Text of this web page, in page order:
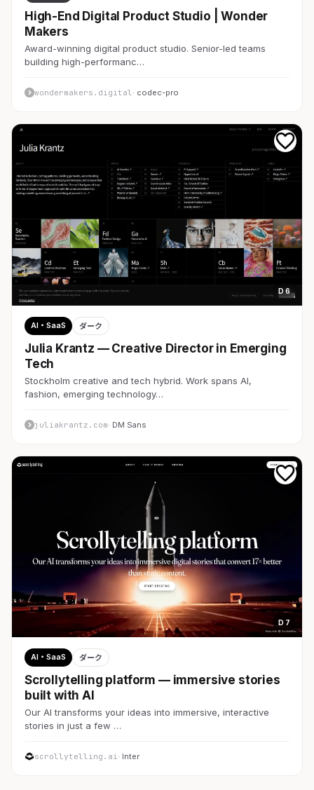
High-End Digital Product Studio | Wonder
Makers
Award-winning digital product studio. Senior-led teams
building high-performanc…
wondermakers.digital · codec-pro
D 6
AI・SaaS ダーク
Julia Krantz — Creative Director in Emerging
Tech
Stockholm creative and tech hybrid. Work spans AI,
fashion, emerging technology…
juliakrantz.com· DM Sans
D 7
AI・SaaS ダーク
Scrollytelling platform — immersive stories
built with AI
Our AI transforms your ideas into immersive, interactive
stories in just a few …
scrollytelling.ai· Inter